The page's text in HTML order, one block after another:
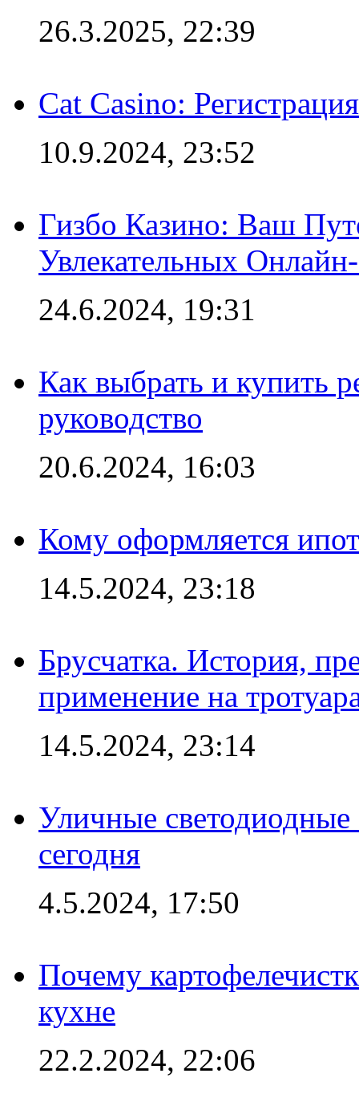
26.3.2025, 22:39
Cat Casino:
10.9.2024, 23:52
Гизбо Казино: Ваш
Увлекательных
24.6.2024, 19:31
Как выбрать и купить
руководство
20.6.2024, 16:03
Кому оформляется
14.5.2024, 23:18
Брусчатка. История,
применение на
14.5.2024, 23:14
Уличные
сегодня
4.5.2024, 17:50
Почему
кухне
22.2.2024, 22:06